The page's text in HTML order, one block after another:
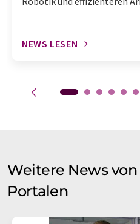
NEWS LESEN
Weitere News
Portalen